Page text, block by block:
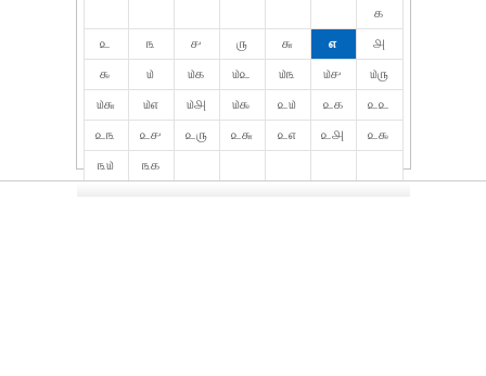
௧
௨
௩ ௪ ௫ ௬ ௭
௮
௯
௰ ௰௧ ௰௨ ௰௩ ௰௪
௰௫
௰௬
௰௭ ௰௮ ௰௯ ௨௰ ௨௧
௨௨
௨௩
௨௪ ௨௫ ௨௬ ௨௭ ௨௮
௨௯
௩௰
௩௧